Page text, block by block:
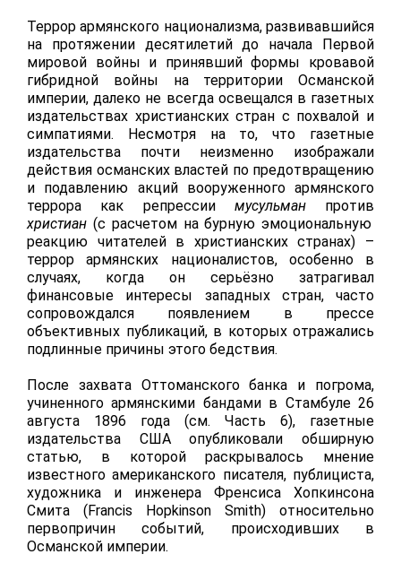
Террор армянского национализма, развивавшийся
на протяжении десятилетий до начала Первой
мировой войны и принявший формы кровавой
гибридной войны на территории Османской
империи, далеко не всегда освещался в газетных
издательствах христианских стран с похвалой и
симпатиями. Несмотря на то, что газетные
издательства почти неизменно изображали
действия османских властей по предотвращению
и подавлению акций вооруженного армянского
террора как репрессии мусульман против
христиан (с расчетом на бурную эмоциональную
реакцию читателей в христианских странах) –
террор армянских националистов, особенно в
случаях, когда он серьёзно затрагивал
финансовые интересы западных стран, часто
сопровождался появлением в прессе
объективных публикаций, в которых отражались
подлинные причины этого бедствия.
После захвата Оттоманского банка и погрома,
учиненного армянскими бандами в Стамбуле 26
августа 1896 года (см. Часть 6), газетные
издательства США опубликовали обширную
статью, в которой раскрывалось мнение
известного американского писателя, публициста,
художника и инженера Френсиса Хопкинсона
Смита (Francis Hopkinson Smith) относительно
первопричин событий, происходивших в
Османской империи.